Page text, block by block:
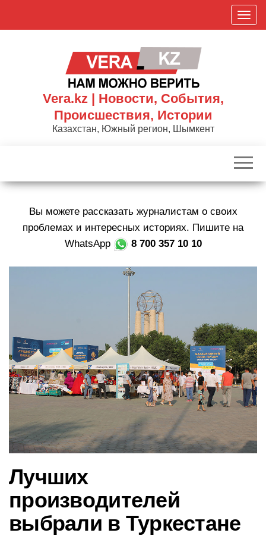
П
о
к
р
ц
и
ю
Vera.kz | Новости, События,
Происшествия, Истории
Казахстан, Южный регион, Шымкент
Вы можете рассказать журналистам о своих
проблемах и интересных историях. Пишите на
WhatsApp
8 700 357 10 10
Лучших
производителей
выбрали в Туркестане